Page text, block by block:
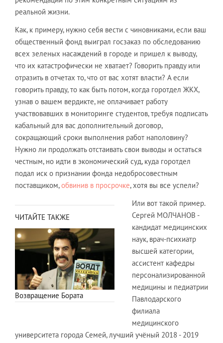
реальной жизни.
Как, к примеру, нужно себя вести с чиновниками, если ваш
общественный фонд выиграл госзаказ по обследованию
всех зеленых насаждений в городе и пришел к выводу,
что их катастрофически не хватает? Говорить правду или
отразить в отчетах то, что от вас хотят власти? А если
говорить правду, то как быть потом, когда горотдел ЖКХ,
узнав о вашем вердикте, не оплачивает работу
участвовавших в мониторинге студентов, требуя подписать
кабальный для вас дополнительный договор,
сокращающий сроки выполнения работ наполовину?
Нужно ли продолжать отстаивать свои выводы и остаться
честным, но идти в экономический суд, куда горотдел
подал иск о признании фонда недобросовестным
поставщиком,обвинив в просрочке, хотя вы все успели?
ЧИТАЙТЕ ТАКЖЕ
Возвращение Бората
Или вот такой пример.
Сергей МОЛЧАНОВ -
кандидат медицинских
наук, врач-психиатр
высшей категории,
ассистент кафедры
персонализированной
медицины и педиатрии
Павлодарского
филиала
медицинского
университета города Семей, лучший учёный 2018 - 2019